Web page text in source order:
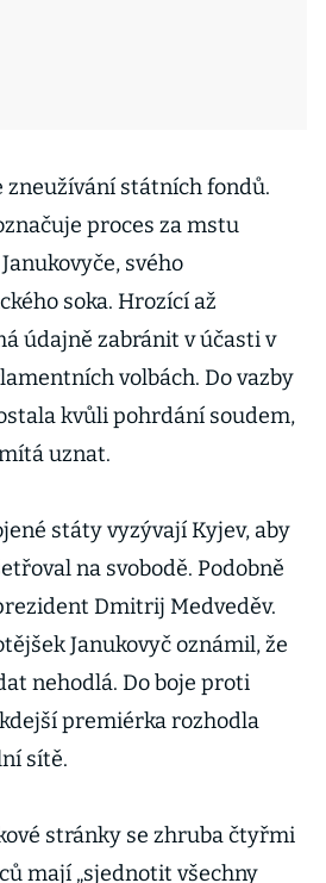
zneužívání státních fondů.
proces za mstu
svého
soka. Hrozící až
údajně zabránit v účasti v
volbách. Do vazby
kvůli pohrdání soudem,
uznat.
státy vyzývají Kyjev, aby
na svobodě. Podobně
Dmitrij Medveděv.
Janukovyč oznámil, že
nehodlá. Do boje proti
premiérka rozhodla
sítě.
stránky se zhruba čtyřmi
mají „sjednotit všechny